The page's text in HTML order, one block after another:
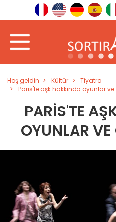
Hoş geldin Kültür
Tiyatro
Paris'te aşk hakkında oyunlar
PARIS'TE
OYUNLAR VE